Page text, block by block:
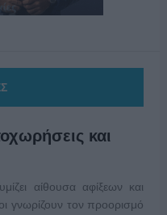
και
αίθουσα αφίξεων και
γνωρίζουν τον προορισμό